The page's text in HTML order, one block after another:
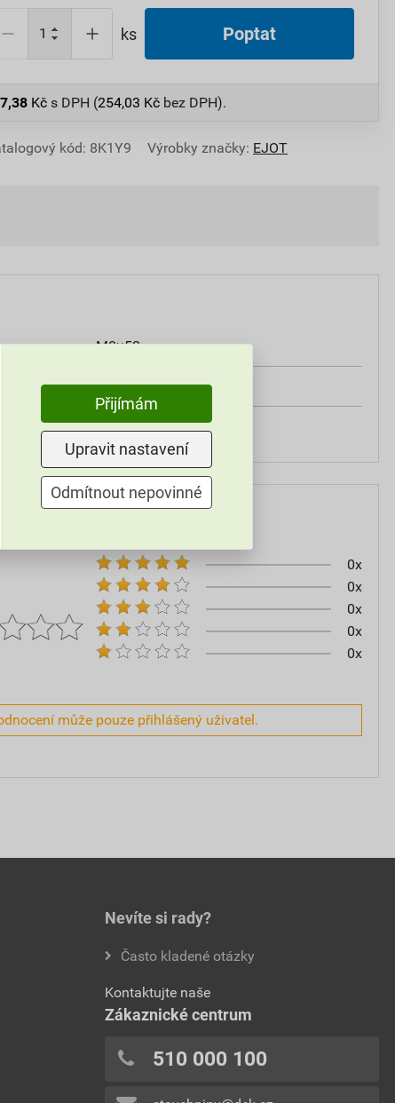
ks Poptat
Kč s DPH (254,03 Kč bez DPH).
kód: 8K1Y9 Výrobky značky: EJOT
M8×52 mm
Ejot
hmoždinky a kotvení
0x
0x
0x
0x
0x
může pouze přihlášený uživatel.
Nevíte si rady?
Často kladené otázky
Kontaktujte naše
Zákaznické centrum
510 000 100
Přijímám
Upravit nastavení
Odmítnout nepovinné